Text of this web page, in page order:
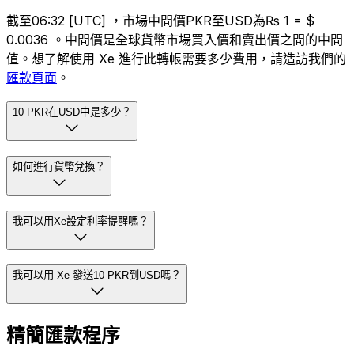
截至06:32 [UTC] ，市場中間價PKR至USD為₨ 1 = $
0.0036 。中間價是全球貨幣市場買入價和賣出價之間的中間
值。想了解使用 Xe 進行此轉帳需要多少費用，請造訪我們的
匯款頁面 。
10 PKR在USD中是多少？
如何進行貨幣兌換？
我可以用Xe設定利率提醒嗎？
我可以用 Xe 發送10 PKR到USD嗎？
精簡匯款程序